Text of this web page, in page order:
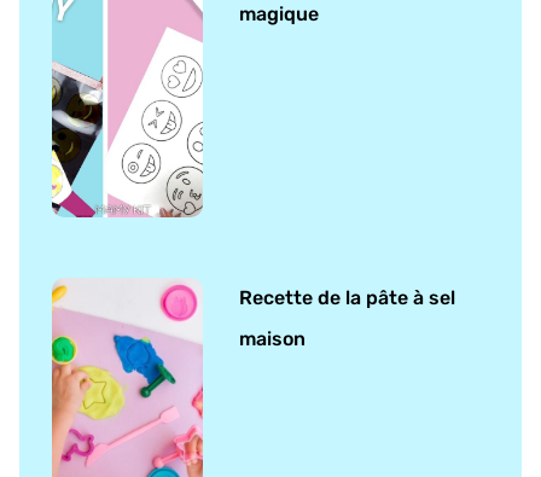
magique
Recette de la pâte à sel
maison